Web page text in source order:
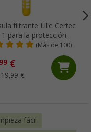
filtrante Lilie Certec
1 para la protección
dulce 30 litros
(Más de 100)
99€
€
fácil